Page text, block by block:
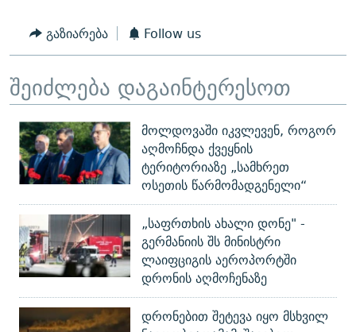
გაზიარება Follow us
შეიძლება დაგაინტერესოთ
მოლდოვაში იკვლევენ, როგორ
აღმოჩნდა ქვეყნის
ტერიტორიაზე „სამხრეთ
ოსეთის წარმომადგენელი“
„საფრთხის ახალი დონე" -
გერმანიის შს მინისტრი
ლაიფციგის აეროპორტში
დრონის აღმოჩენაზე
დრონებით შეტევა იყო მსხვილ